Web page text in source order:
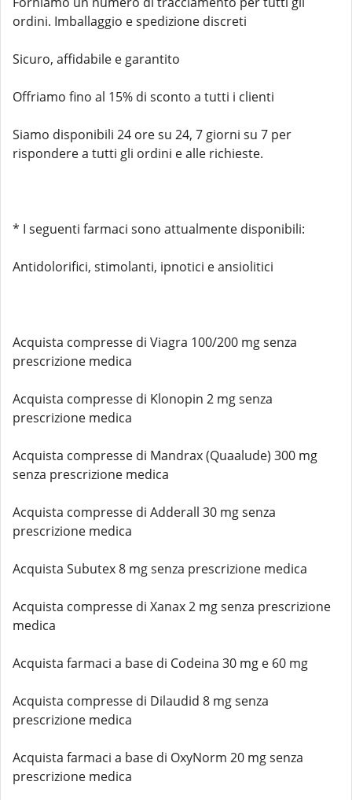
ordini. Imballaggio e spedizione discreti
Sicuro, affidabile e garantito
Offriamo fino al 15% di sconto a tutti i clienti
Siamo disponibili 24 ore su 24, 7 giorni su 7 per
rispondere a tutti gli ordini e alle richieste.
* I seguenti farmaci sono attualmente disponibili:
Antidolorifici, stimolanti, ipnotici e ansiolitici
Acquista compresse di Viagra 100/200 mg senza
prescrizione medica
Acquista compresse di Klonopin 2 mg senza
prescrizione medica
Acquista compresse di Mandrax (Quaalude) 300 mg
senza prescrizione medica
Acquista compresse di Adderall 30 mg senza
prescrizione medica
Acquista Subutex 8 mg senza prescrizione medica
Acquista compresse di Xanax 2 mg senza prescrizione
medica
Acquista farmaci a base di Codeina 30 mg e 60 mg
Acquista compresse di Dilaudid 8 mg senza
prescrizione medica
Acquista farmaci a base di OxyNorm 20 mg senza
prescrizione medica